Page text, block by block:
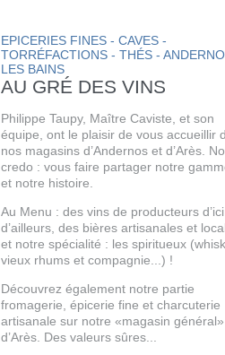
EPICERIES FINES - CAVES -
TORRÉFACTIONS - THÉS -
LES BAINS
AU GRÉ DES VINS
Philippe Taupy, Maître Caviste, et son
équipe, ont le plaisir de vous accueillir
nos magasins d’Andernos et d’Arès.
credo : vous faire partager notre
et notre histoire.
Au Menu : des vins de producteurs
d’ailleurs, des bières artisanales et
et notre spécialité : les spiritueux
vieux rhums et compagnie...) !
Découvrez également notre partie
fromagerie, épicerie fine et charcuterie
artisanale sur notre «magasin général»
d’Arès. Des valeurs sûres...